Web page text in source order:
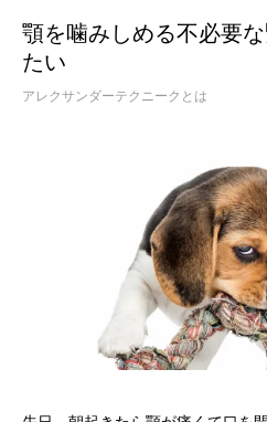
顎を噛みしめる不必要
たい
アレクサンダーテクニークとは